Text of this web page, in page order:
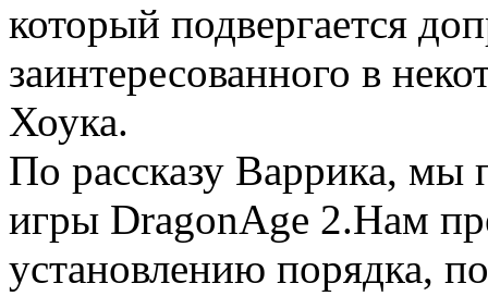
который подвергается
заинтересованного в
Хоука.
По рассказу Варрика, мы
игры DragonAge 2.Нам
установлению порядка,